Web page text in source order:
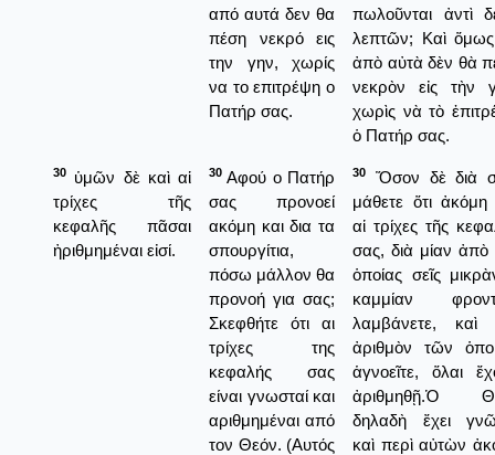
από αυτά δεν θα
πέση νεκρό εις
την γην, χωρίς
να το επιτρέψη ο
Πατήρ σας.
πωλοῦνται ἀντὶ
λεπτῶν; Καὶ
ἀπὸ αὐτὰ δὲν θὰ
νεκρὸν εἰς τὴν
χωρὶς νὰ τὸ
ὁ Πατήρ σας.
30
ὑμῶν δὲ καὶ αἱ
τρίχες τῆς
κεφαλῆς πᾶσαι
ἠριθμημέναι εἰσί.
30 Αφού ο Πατήρ
σας προνοεί
ακόμη και δια τα
σπουργίτια,
πόσω μάλλον θα
προνοή για σας;
Σκεφθήτε ότι αι
τρίχες της
κεφαλής σας
είναι γνωσταί και
αριθμημέναι από
τον Θεόν. (Αυτός
30
Ὅσον δὲ διὰ
μάθετε ὅτι ἀκόμη
αἱ τρίχες τῆς
σας, διὰ μίαν ἀπὸ
ὁποίας σεῖς
καμμίαν
λαμβάνετε, καὶ
ἀριθμὸν τῶν
ἁγνοεῖτε, ὅλαι
ἀριθμηθῇ.Ὁ
δηλαδὴ ἔχει
καὶ περὶ αὐτὼν